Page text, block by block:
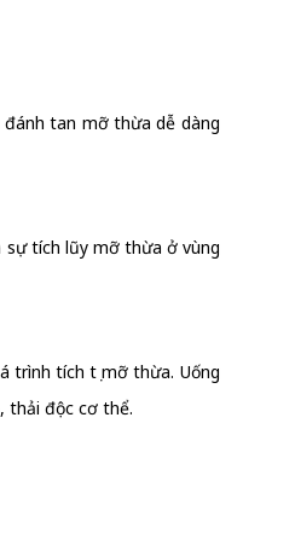
đánh tan mỡ thừa dễ dàng
tích lũy mỡ thừa ở vùng
trình tích tụ mỡ thừa. Uống
thải độc cơ thể.